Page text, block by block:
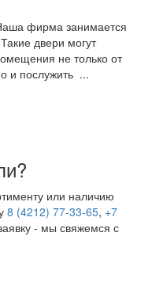
фирма занимается
двери могут
не только от
и послужить ...
или наличию
8 (4212) 77-33-65, +7
- мы свяжемся с